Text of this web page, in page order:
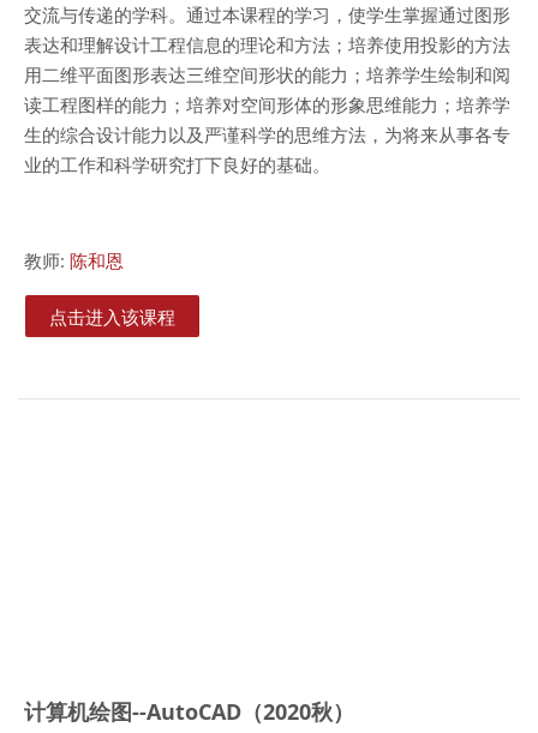
交流与传递的学科。通过本课程的学习，使学生掌握通过图形
表达和理解设计工程信息的理论和方法；培养使用投影的方法
用二维平面图形表达三维空间形状的能力；培养学生绘制和阅
读工程图样的能力；培养对空间形体的形象思维能力；培养学
生的综合设计能力以及严谨科学的思维方法，为将来从事各专
业的工作和科学研究打下良好的基础。
教师: 陈和恩
点击进入该课程
计算机绘图--AutoCAD（2020秋）